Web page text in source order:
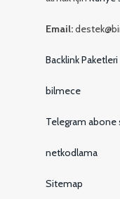
Email:
Backlink Paketleri
bilmece
Telegram abone
netkodlama
Sitemap